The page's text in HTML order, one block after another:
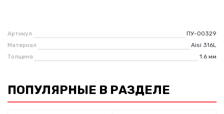
Артикул
ПУ-00329
Материал
Aisi 316L
Толщина
1.6 мм
ПОПУЛЯРНЫЕ В РАЗДЕЛЕ